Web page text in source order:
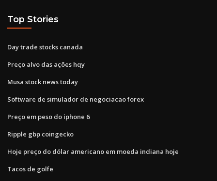
Top Stories
Day trade stocks canada
Preço alvo das ações hqy
Musa stock news today
Software de simulador de negociacao forex
Preço em peso do iphone 6
Ripple gbp coingecko
Hoje preço do dólar americano em moeda indiana hoje
Tacos de golfe